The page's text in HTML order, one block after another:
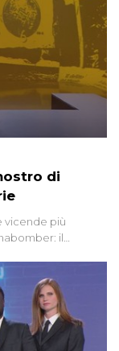
di
vicende più
il
essere ancora in
sul Mostro di
oggi avvolte in un
speciale anche
ne...